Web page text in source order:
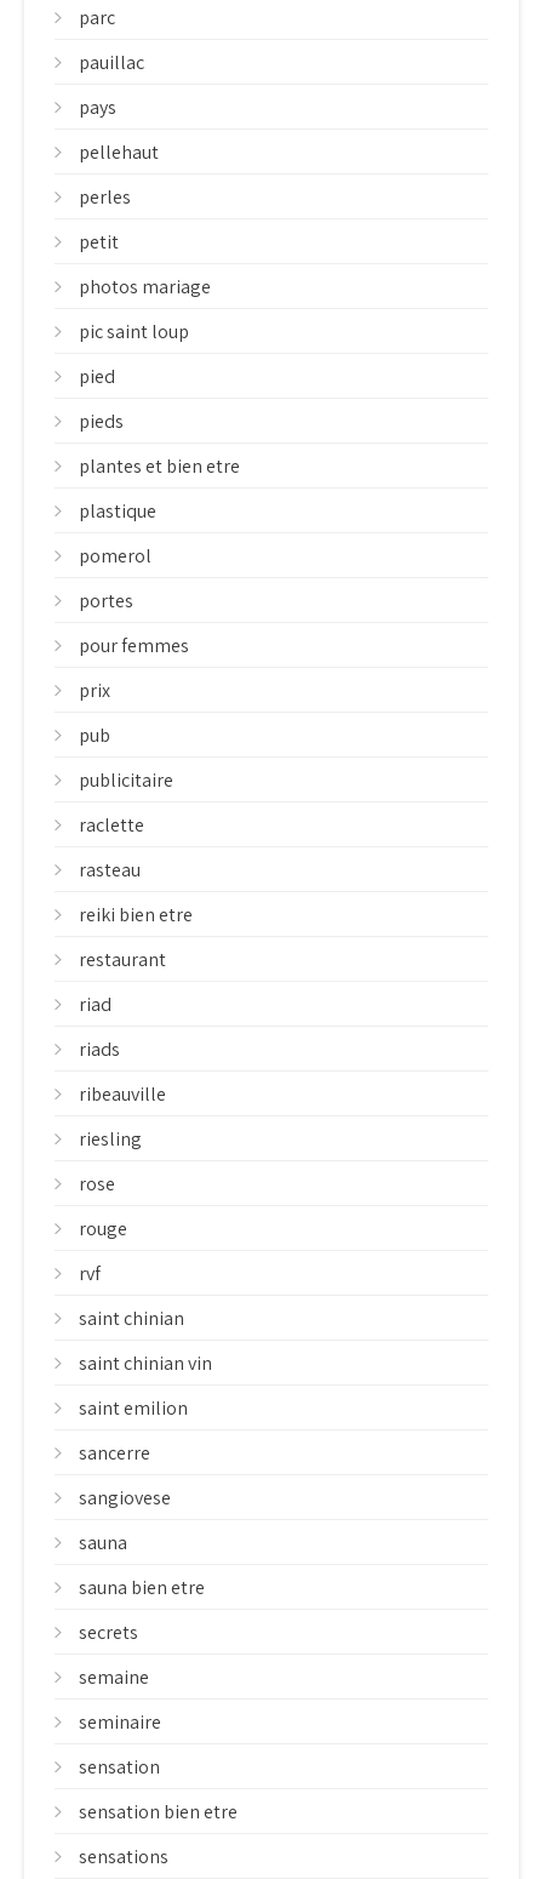
parc
pauillac
pays
pellehaut
perles
petit
photos mariage
pic saint loup
pied
pieds
plantes et bien etre
plastique
pomerol
portes
pour femmes
prix
pub
publicitaire
raclette
rasteau
reiki bien etre
restaurant
riad
riads
ribeauville
riesling
rose
rouge
rvf
saint chinian
saint chinian vin
saint emilion
sancerre
sangiovese
sauna
sauna bien etre
secrets
semaine
seminaire
sensation
sensation bien etre
sensations